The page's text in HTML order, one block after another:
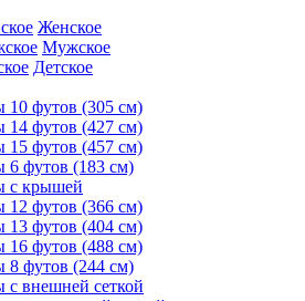
Женское
Мужское
Детское
10 футов (305 см)
14 футов (427 см)
15 футов (457 см)
6 футов (183 см)
с крышей
12 футов (366 см)
13 футов (404 см)
16 футов (488 см)
8 футов (244 см)
с внешней сеткой